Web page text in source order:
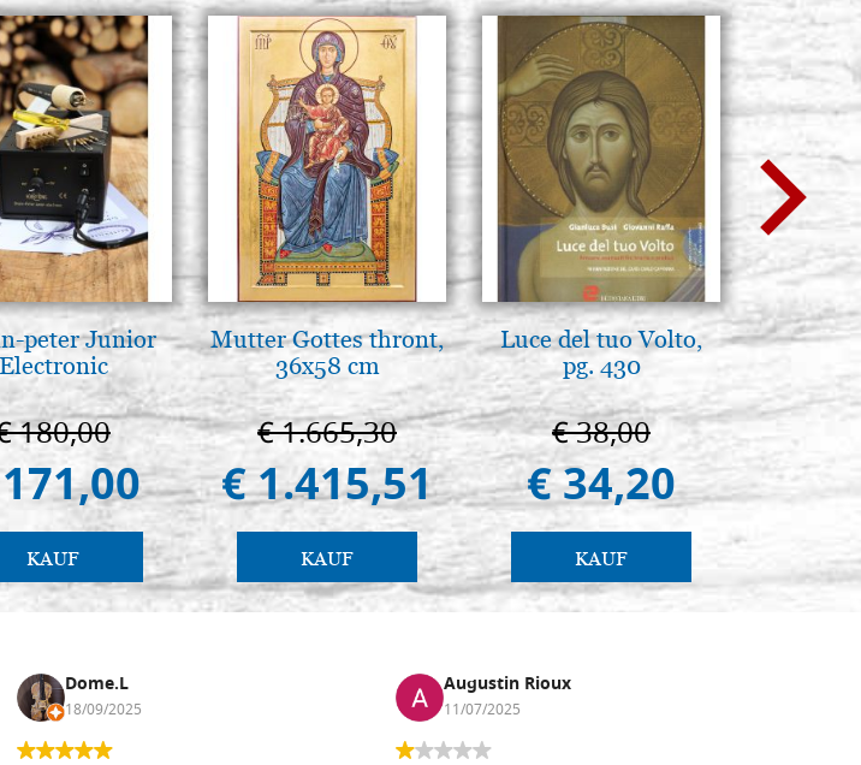
peter Junior
Electronic
180,00
KAUF
Mutter Gottes thront,
36x58 cm
€ 1.665,30
€ 1.415,51
KAUF
Luce del tuo Volto,
pg. 430
€ 38,00
€ 34,20
KAUF
€
Dome.L
18/09/2025
Augustin Rioux
11/07/2025